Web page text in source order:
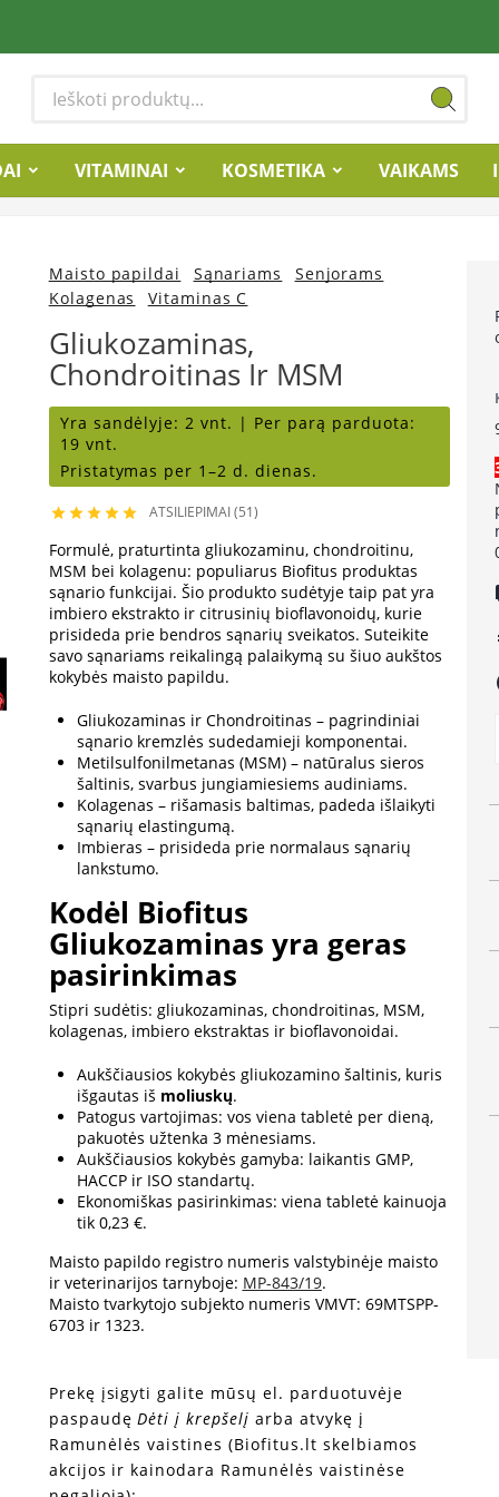
VITAMINAI KOSMETIKA VAIKAMS
Maisto papildai Sąnariams
Senjorams
Kolagenas
Vitaminas C
Gliukozaminas,
Chondroitinas Ir MSM
Yra sandėlyje:2 vnt. | Per parą parduota:
19 vnt.
Pristatymas per 1–2 d. dienas.
     ATSILIEPIMAI (51)
Formulė, praturtinta gliukozaminu, chondroitinu,
MSM bei kolagenu: populiarus Biofitus produktas
sąnario funkcijai. Šio produkto sudėtyje taip pat yra
imbiero ekstrakto ir citrusinių bioflavonoidų, kurie
prisideda prie bendros sąnarių sveikatos. Suteikite
savo sąnariams reikalingą palaikymą su šiuo aukštos
kokybės maisto papildu.
Gliukozaminas ir Chondroitinas – pagrindiniai
sąnario kremzlės sudedamieji komponentai.
Metilsulfonilmetanas (MSM) – natūralus sieros
šaltinis, svarbus jungiamiesiems audiniams.
Kolagenas – rišamasis baltimas, padeda išlaikyti
sąnarių elastingumą.
Imbieras – prisideda prie normalaus sąnarių
lankstumo.
Kodėl Biofitus
Gliukozaminas yra geras
pasirinkimas
Stipri sudėtis: gliukozaminas, chondroitinas, MSM,
kolagenas, imbiero ekstraktas ir bioflavonoidai.
Aukščiausios kokybės gliukozamino šaltinis, kuris
išgautas iš moliuskų.
Patogus vartojimas: vos viena tabletė per dieną,
pakuotės užtenka 3 mėnesiams.
Aukščiausios kokybės gamyba: laikantis GMP,
HACCP ir ISO standartų.
Ekonomiškas pasirinkimas: viena tabletė kainuoja
tik 0,23 €.
Maisto papildo registro numeris valstybinėje maisto
ir veterinarijos tarnyboje: MP-843/19.
Maisto tvarkytojo subjekto numeris VMVT: 69MTSPP-
6703 ir 1323.
Prekę įsigyti galite mūsų el. parduotuvėje
paspaudęDėti į krepšelį arba atvykę į
Ramunėlės vaistines (Biofitus.lt skelbiamos
akcijos ir kainodara Ramunėlės vaistinėse